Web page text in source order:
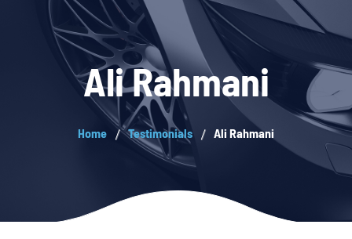
Ali Rahmani
Home Testimonials Ali Rahmani